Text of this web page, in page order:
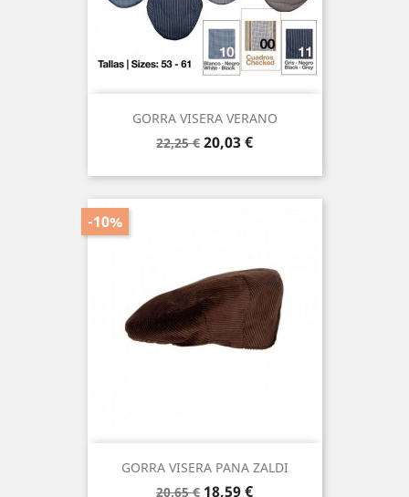
GORRA VISERA VERANO
Precio
22,25 € Precio
20,03 €
GORRA VISERA PANA ZALDI
Precio
20,65 €
-10%
Precio
18,59 €